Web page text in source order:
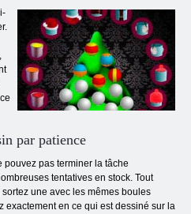
par patience
pouvez pas terminer la tâche
tentatives en stock. Tout
une avec les mêmes boules
exactement en ce qui est dessiné sur la